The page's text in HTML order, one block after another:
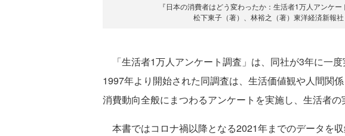
『日本の消費者はどう変わったか：生活者1万人アンケー
松下東子（著）、林裕之（著）東洋経済新報社
「生活者1万人アンケート調査」は、同社が3年に一度
1997年より開始された同調査は、生活価値観や人間関
消費動向全般にまつわるアンケートを実施し、生活者の
本書ではコロナ禍以降となる2021年までのデータを